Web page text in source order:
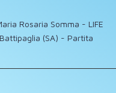
Rosaria Somma - LIFE
(SA) - Partita